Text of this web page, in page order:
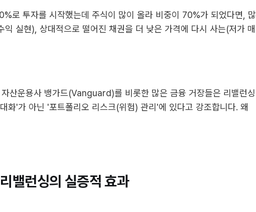
로 투자를 시작했는데 주식이 많이 올라 비중이 70%가 되었다면, 많
익 실현), 상대적으로 떨어진 채권을 더 낮은 가격에 다시 사는(저가 매
산운용사 뱅가드(Vanguard)를 비롯한 많은 금융 거장들은 리밸런싱
화'가 아닌 '포트폴리오 리스크(위험) 관리'에 있다고 강조합니다. 왜
밸런싱의 실증적 효과